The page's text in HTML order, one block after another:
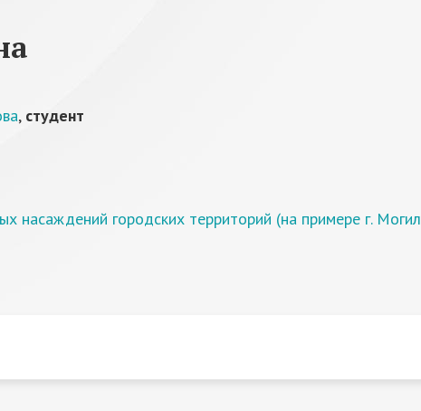
, студент
насаждений городских территорий (на примере г.